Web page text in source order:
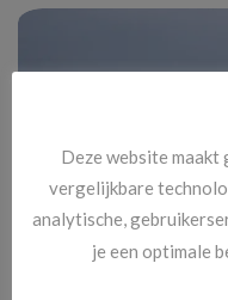
Deze website maakt
vergelijkbare
analytische,
je een optimale